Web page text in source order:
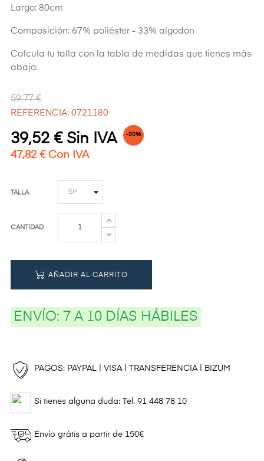
Largo: 80cm
Composición: 67% poliéster - 33% algodón
Calcula tu talla con la tabla de medidas que tienes más
abajo.
59,77 €
REFERENCIA: 0721180
39,52 € Sin IVA -20%
47,82 € Con IVA
TALLA
CANTIDAD
AÑADIR AL CARRITO
ENVÍO: 7 A 10 DÍAS HÁBILES
PAGOS: PAYPAL | VISA | TRANSFERENCIA | BIZUM
Si tienes alguna duda: Tel. 91 448 78 10
Envío grátis a partir de 150€